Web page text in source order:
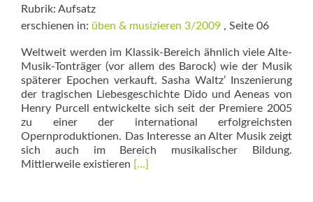
Rubrik: Aufsatz
erschienen in: üben & musizieren 3/2009 , Seite 06
Weltweit werden im Klassik-Bereich ähnlich viele Alte-
Musik-Tonträger (vor allem des Barock) wie der Musik
späterer Epochen verkauft. Sasha Waltz’ Inszenierung
der tragischen Liebesgeschichte Dido und Aeneas von
Henry Purcell entwickelte sich seit der Premiere 2005
zu einer der international erfolgreichsten
Opernproduktionen. Das In­teresse an Alter Musik zeigt
sich auch im ­Bereich musikalischer Bildung.
Mittlerweile exis­tieren Read
[…]